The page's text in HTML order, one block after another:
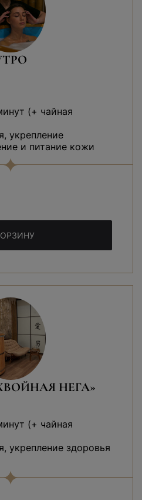
(+ чайная
укрепление
и питание кожи
НЕГА»
(+ чайная
укрепление здоровья